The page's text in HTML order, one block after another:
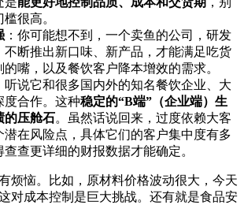
很高。
：你可能想不到，一个卖鱼的公司，研发
不断推出新口味、新产品，才能满足吃货
嘴，以及餐饮客户降本增效的需求。
听说它和很多国内外的知名餐饮企业、大
度合作。这种稳定的“B端”（企业端）生
的压舱石。虽然话说回来，过度依赖大客
潜在风险点，具体它们的客户集中度有多
查更详细的财报数据才能确定。
烦恼。比如，原材料价格波动很大，今天
对成本控制是巨大挑战。还有就是食品安